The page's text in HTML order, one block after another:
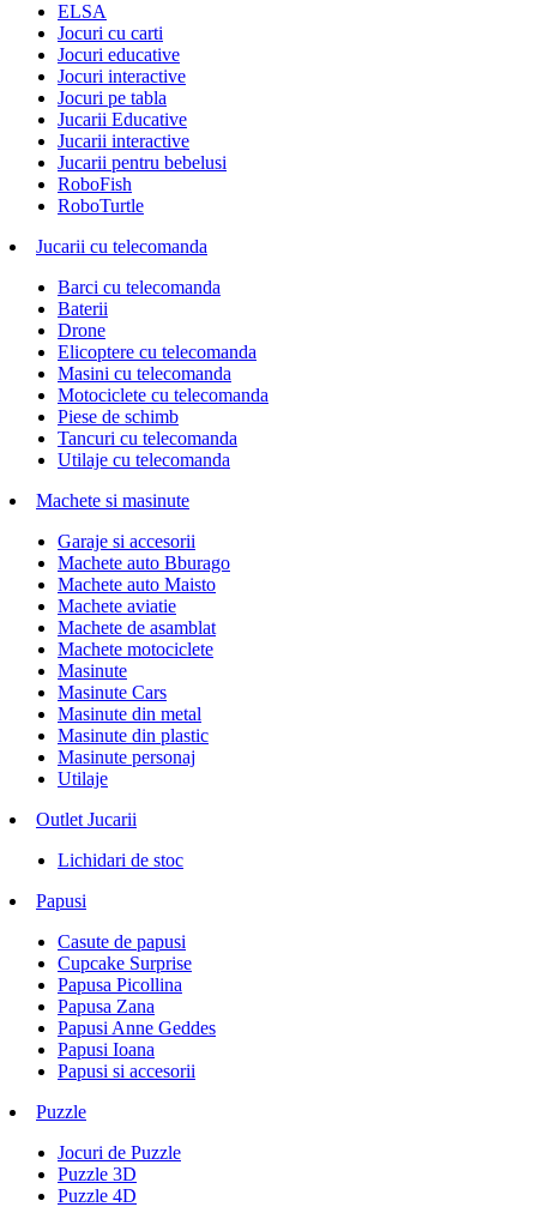
ELSA
Jocuri cu carti
Jocuri educative
Jocuri interactive
Jocuri pe tabla
Jucarii Educative
Jucarii interactive
Jucarii pentru bebelusi
RoboFish
RoboTurtle
Jucarii cu telecomanda
Barci cu telecomanda
Baterii
Drone
Elicoptere cu telecomanda
Masini cu telecomanda
Motociclete cu telecomanda
Piese de schimb
Tancuri cu telecomanda
Utilaje cu telecomanda
Machete si masinute
Garaje si accesorii
Machete auto Bburago
Machete auto Maisto
Machete aviatie
Machete de asamblat
Machete motociclete
Masinute
Masinute Cars
Masinute din metal
Masinute din plastic
Masinute personaj
Utilaje
Outlet Jucarii
Lichidari de stoc
Papusi
Casute de papusi
Cupcake Surprise
Papusa Picollina
Papusa Zana
Papusi Anne Geddes
Papusi Ioana
Papusi si accesorii
Puzzle
Jocuri de Puzzle
Puzzle 3D
Puzzle 4D